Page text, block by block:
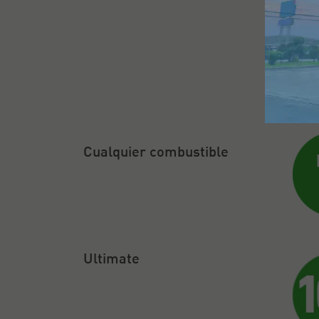
Cualquier combustible
Ultimate